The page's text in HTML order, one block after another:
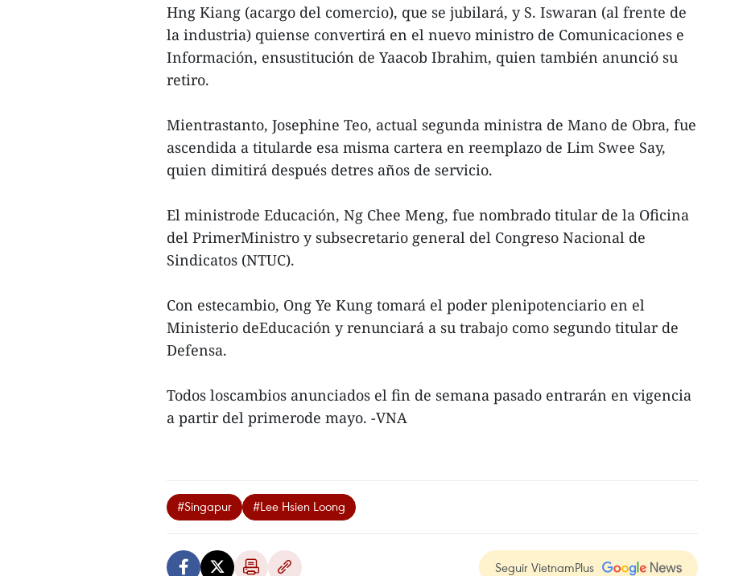
Hng Kiang (acargo del comercio), que se jubilará, y S. Iswaran (al frente de
la industria) quiense convertirá en el nuevo ministro de Comunicaciones e
Información, ensustitución de Yaacob Ibrahim, quien también anunció su
retiro.
Mientrastanto, Josephine Teo, actual segunda ministra de Mano de Obra, fue
ascendida a titularde esa misma cartera en reemplazo de Lim Swee Say,
quien dimitirá después detres años de servicio.
El ministrode Educación, Ng Chee Meng, fue nombrado titular de la Oficina
del PrimerMinistro y subsecretario general del Congreso Nacional de
Sindicatos (NTUC).
Con estecambio, Ong Ye Kung tomará el poder plenipotenciario en el
Ministerio deEducación y renunciará a su trabajo como segundo titular de
Defensa.
Todos loscambios anunciados el fin de semana pasado entrarán en vigencia
a partir del primerode mayo. -VNA
#Singapur #Lee Hsien Loong
Seguir VietnamPlus